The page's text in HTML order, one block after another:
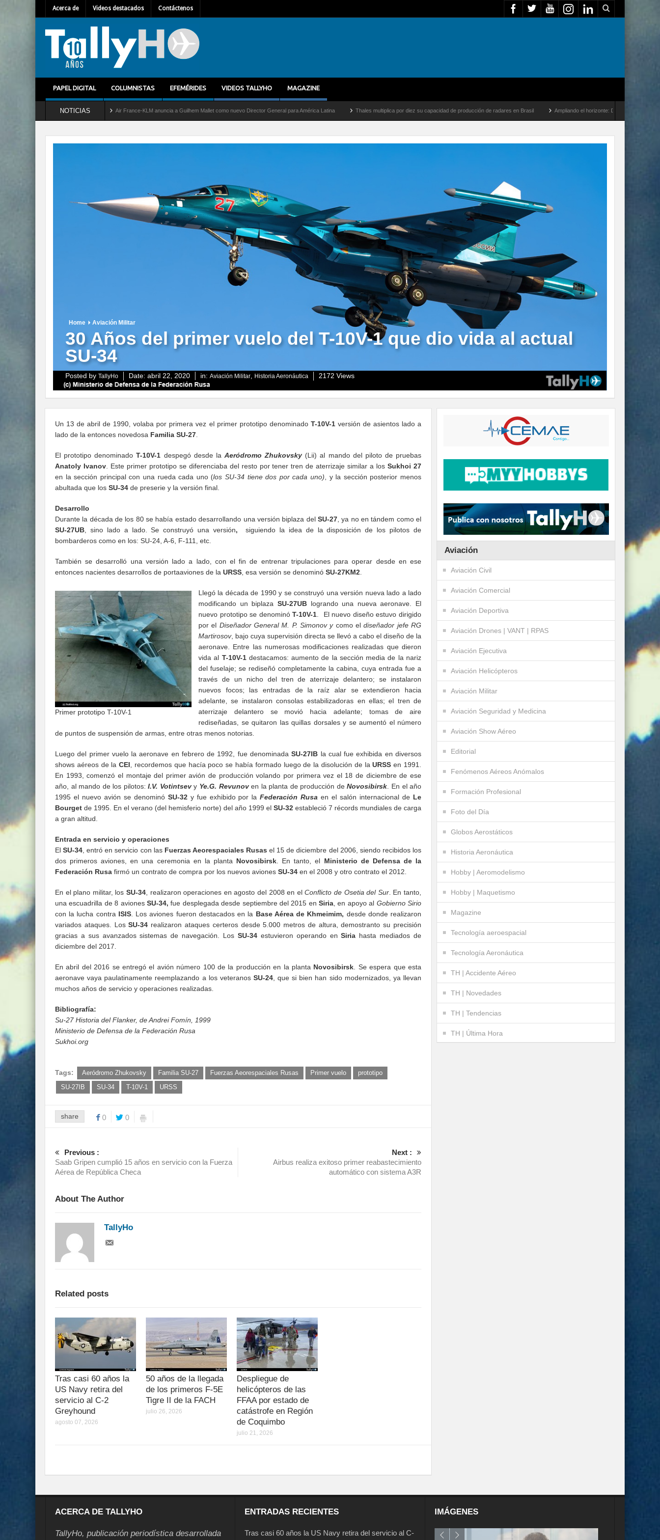
Acerca de Videos destacados Contáctenos
PAPEL DIGITAL COLUMNISTAS EFEMÉRIDES VIDEOS TALLYHO MAGAZINE
NOTICIAS
Air France-KLM anuncia a Guilhem Mallet como nuevo Director General para América Latina Thales multiplica por diez su capacidad de producción de radares en Brasil Ampliando el horizonte: Dentro del vuelo de desarrollo más
Home Aviación Militar
30 Años del primer vuelo del T-10V-1 que dio vida al actual
SU-34
Posted by TallyHo Date: abril 22, 2020 in: Aviación Militar, Historia Aeronáutica 2172 Views
Un 13 de abril de 1990, volaba por primera vez el primer prototipo denominado T-10V-1versión de asientos lado a
lado de la entonces novedosa Familia SU-27.
El prototipo denominado T-10V-1 despegó desde la Aeródromo Zhukovsky (Lii) al mando del piloto de pruebas
Anatoly Ivanov. Este primer prototipo se diferenciaba del resto por tener tren de aterrizaje similar a losSukhoi 27
en la sección principal con una rueda cada uno (los SU-34 tiene dos por cada uno), y la sección posterior menos
abultada que los SU-34 de preserie y la versión final.
Desarrollo
Durante la década de los 80 se había estado desarrollando una versión biplaza del SU-27, ya no en tándem como el
SU-27UB, sino lado a lado. Se construyó una versión,
siguiendo la idea de la disposición de los pilotos de
bombarderos como en los: SU-24, A-6, F-111, etc.
También se desarrolló una versión lado a lado, con el fin de entrenar tripulaciones para operar desde en ese
entonces nacientes desarrollos de portaaviones de la URSS, esa versión se denominó SU-27KM2.
Primer prototipo T-10V-1
Llegó la década de 1990 y se construyó una versión nueva lado a lado
modificando un biplaza SU-27UBlogrando una nueva aeronave. El
nuevo prototipo se denominóT-10V-1. El nuevo diseño estuvo dirigido
por el Diseñador General M. P. Simonov y como eldiseñador jefe RG
Martirosov, bajo cuya supervisión directa se llevó a cabo el diseño de la
aeronave. Entre las numerosas modificaciones realizadas que dieron
vida al T-10V-1destacamos: aumento de la sección media de la nariz
del fuselaje; se rediseñó completamente la cabina, cuya entrada fue a
través de un nicho del tren de aterrizaje delantero; se instalaron
nuevos focos; las entradas de la raíz alar se extendieron hacia
adelante, se instalaron consolas estabilizadoras en ellas; el tren de
aterrizaje delantero se movió hacia adelante; tomas de aire
rediseñadas, se quitaron las quillas dorsales y se aumentó el número
de puntos de suspensión de armas, entre otras menos notorias.
Luego del primer vuelo la aeronave en febrero de 1992, fue denominadaSU-27IB la cual fue exhibida en diversos
shows aéreos de laCEI, recordemos que hacía poco se había formado luego de la disolución de laURSS en 1991.
En 1993, comenzó el montaje del primer avión de producción volando por primera vez el 18 de diciembre de ese
año, al mando de los pilotos:I.V. Votintsevy Ye.G. Revunoven la planta de producción deNovosibirsk. En el año
1995 el nuevo avión se denominó SU-32 y fue exhibido por laFederación Rusa en el salón internacional de Le
Bourget de 1995. En el verano (del hemisferio norte) del año 1999 el SU-32 estableció 7 récords mundiales de carga
a gran altitud.
Entrada en servicio y operaciones
ElSU-34, entró en servicio con las Fuerzas Aeorespaciales Rusas el 15 de diciembre del 2006, siendo recibidos los
dos primeros aviones, en una ceremonia en la plantaNovosibirsk. En tanto, el Ministerio de Defensa de la
Federación Rusa firmó un contrato de compra por los nuevos aviones SU-34 en el 2008 y otro contrato el 2012.
En el plano militar, los SU-34, realizaron operaciones en agosto del 2008 en elConflicto de Osetia del Sur. En tanto,
una escuadrilla de 8 aviones SU-34, fue desplegada desde septiembre del 2015 enSiria, en apoyo al Gobierno Sirio
con la lucha contra ISIS. Los aviones fueron destacados en la Base Aérea de Khmeimim, desde donde realizaron
variados ataques. LosSU-34 realizaron ataques certeros desde 5.000 metros de altura, demostranto su precisión
gracias a sus avanzados sistemas de navegación. Los SU-34estuvieron operando enSiria hasta mediados de
diciembre del 2017.
En abril del 2016 se entregó el avión número 100 de la producción en la planta Novosibirsk. Se espera que esta
aeronave vaya paulatinamente reemplazando a los veteranos SU-24, que si bien han sido modernizados, ya llevan
muchos años de servicio y operaciones realizadas.
Bibliografía:
Su-27 Historia del Flanker, de Andrei Fomín, 1999
Ministerio de Defensa de la Federación Rusa
Sukhoi.org
Tags: Aeródromo Zhukovsky Familia SU-27 Fuerzas Aeorespaciales Rusas Primer vuelo
prototipo
SU-27IB
SU-34 T-10V-1 URSS
share 0 0
Previous :
Saab Gripen cumplió 15 años en servicio con la Fuerza
Aérea de República Checa
Next :
Airbus realiza exitoso primer reabastecimiento
automático con sistema A3R
About The Author
TallyHo
Related posts
Tras casi 60 años la
US Navy retira del
servicio al C-2
Greyhound
agosto 07, 2026
50 años de la llegada
de los primeros F-5E
Tigre II de la FACH
julio 26, 2026
Despliegue de
helicópteros de las
FFAA por estado de
catástrofe en Región
de Coquimbo
julio 21, 2026
Aviación
Aviación Civil
Aviación Comercial
Aviación Deportiva
Aviación Drones | VANT | RPAS
Aviación Ejecutiva
Aviación Helicópteros
Aviación Militar
Aviación Seguridad y Medicina
Aviación Show Aéreo
Editorial
Fenómenos Aéreos Anómalos
Formación Profesional
Foto del Día
Globos Aerostáticos
Historia Aeronáutica
Hobby | Aeromodelismo
Hobby | Maquetismo
Magazine
Tecnología aeroespacial
Tecnología Aeronáutica
TH | Accidente Aéreo
TH | Novedades
TH | Tendencias
TH | Última Hora
ACERCA DE TALLYHO
TallyHo, publicación periodística desarrollada
ENTRADAS RECIENTES
Tras casi 60 años la US Navy retira del servicio al C-
IMÁGENES